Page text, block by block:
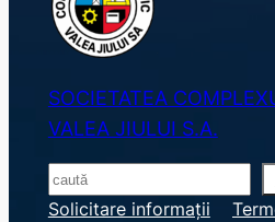
SOCIETATEA
VALEA JIULUI S.A.
S
e
Solicitare informații